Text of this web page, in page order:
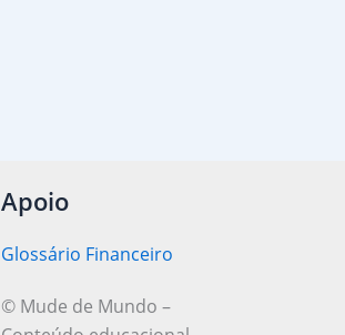
Apoio
Glossário Financeiro
© Mude de Mundo –